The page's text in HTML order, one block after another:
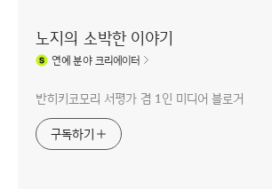
노지의 소박한 이야기
연예분야 크리에이터
반히키코모리 서평가 겸 1인 미디어 블로거
구독하기